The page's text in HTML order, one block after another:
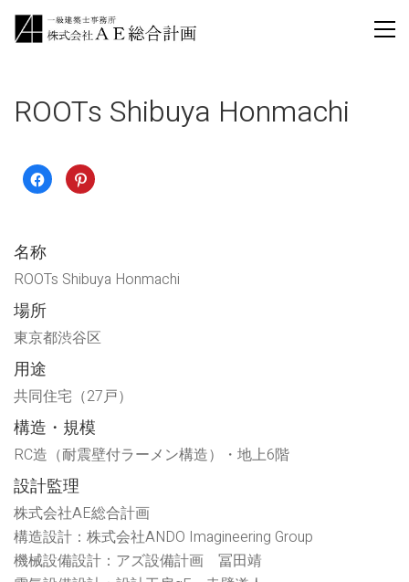
ROOTs Shibuya Honmachi
Facebook
で
は
リ
ッ
し
く
だ
い
ウ
ン
ウ
で
き
ま
す)
ク
リ
有
(新
ィ
ン
き
ま
す)
名称
ROOTs Shibuya Honmachi
場所
東京都渋谷区
用途
共同住宅（27戸）
構造・規模
RC造（耐震壁付ラーメン構造）・地上6階
設計監理
株式会社AE総合計画
構造設計：株式会社ANDO Imagineering Group
機械設備設計：アズ設備計画 冨田靖